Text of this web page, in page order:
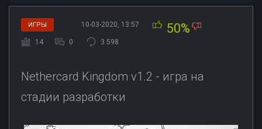
ИГРЫ 10-03-2020, 13:57 50%
14 0 3 598
Nethercard Kingdom v1.2 - игра на
стадии разработки